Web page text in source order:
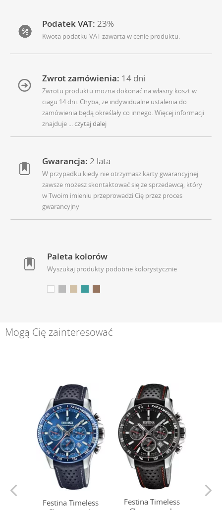
Podatek VAT: 23%
Kwota podatku VAT zawarta w cenie produktu.
Zwrot zamówienia: 14 dni
Zwrotu produktu można dokonać na własny koszt w
ciagu 14 dni. Chyba, że indywidualne ustalenia do
zamówienia będą określały co innego. Więcej informacji
znajduje ... czytaj dalej
Gwarancja: 2 lata
W przypadku kiedy nie otrzymasz karty gwarancyjnej
zawsze możesz skontaktować się ze sprzedawcą, który
w Twoim imieniu przeprowadzi Cię przez proces
gwarancyjny
Paleta kolorów
Wyszukaj produkty podobne kolorystycznie
Mogą Cię zainteresować
Festina Timeless
Festina Timeless